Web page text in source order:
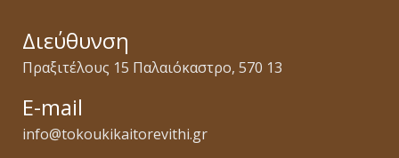
Διεύθυνση
Πραξιτέλους 15 Παλαιόκαστρο, 570 13
E-mail
info@tokoukikaitorevithi.gr